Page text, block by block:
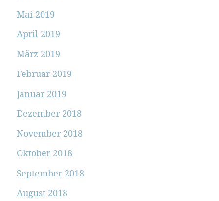
Mai 2019
April 2019
März 2019
Februar 2019
Januar 2019
Dezember 2018
November 2018
Oktober 2018
September 2018
August 2018